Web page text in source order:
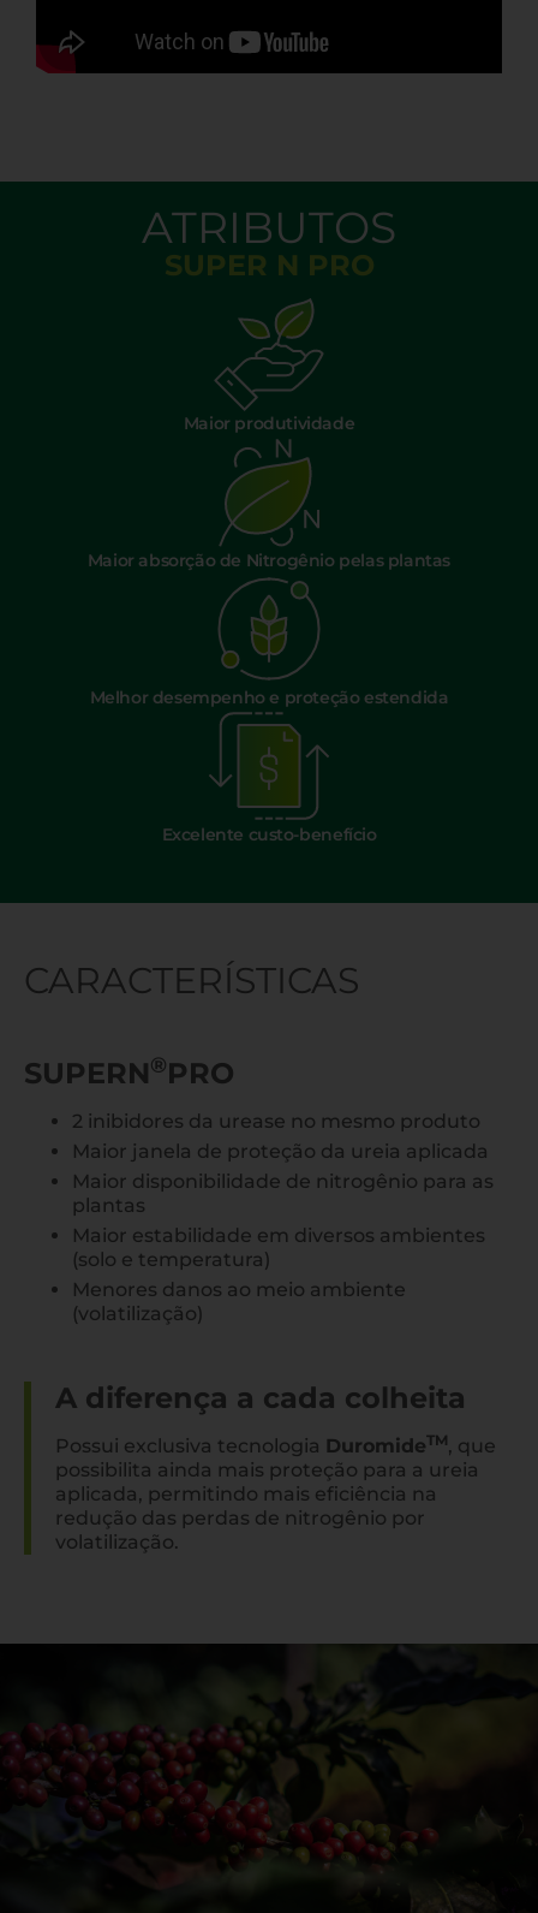
ATRIBUTOS
SUPER N PRO
Maior produtividade
Maior absorção de Nitrogênio pelas plantas
Melhor desempenho e proteção estendida
Excelente custo-benefício
CARACTERÍSTICAS
SUPERN®PRO
2 inibidores da urease no mesmo produto
Maior janela de proteção da ureia aplicada
Maior disponibilidade de nitrogênio para as
plantas
Maior estabilidade em diversos ambientes
(solo e temperatura)
Menores danos ao meio ambiente
(volatilização)
A diferença a cada colheita
Possui exclusiva tecnologia DuromideTM, que
possibilita ainda mais proteção para a ureia
aplicada, permitindo mais eficiência na
redução das perdas de nitrogênio por
volatilização.